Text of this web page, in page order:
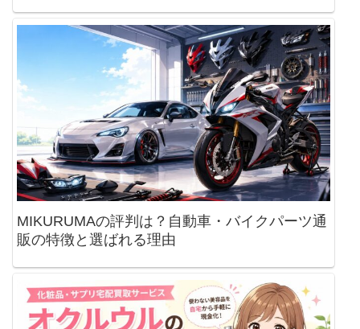
MIKURUMAの評判は？自動車・バイクパーツ通
販の特徴と選ばれる理由